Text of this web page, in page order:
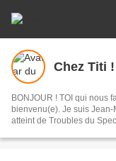
Chez Titi !
BONJOUR ! TOI qui nous
bienvenu(e). Je suis
atteint de Troubles du
trop rares instants vous